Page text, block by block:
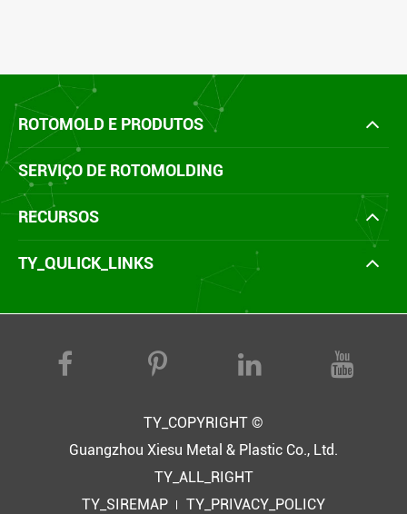
ROTOMOLD E PRODUTOS
SERVIÇO DE ROTOMOLDING
RECURSOS
TY_QULICK_LINKS
TY_COPYRIGHT ©
Guangzhou Xiesu Metal & Plastic Co., Ltd.
TY_ALL_RIGHT
TY_SIREMAP
TY_PRIVACY_POLICY